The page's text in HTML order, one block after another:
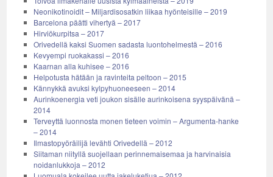
Neonikotinoidit – Miljardisosatkin liikaa hyönteisille – 2019
Barcelona päätti vihertyä – 2017
Hirviökurpitsa – 2017
Orivedellä kaksi Suomen sadasta luontohelmestä – 2016
Kevyempi ruokakassi – 2016
Kaarnan alla kuhisee – 2016
Helpotusta hätään ja ravinteita peltoon – 2015
Kännykkä avuksi kylpyhuoneeseen – 2014
Aurinkoenergia veti joukon sisälle aurinkoisena syyspäivänä –
2014
Terveyttä luonnosta monen tieteen voimin – Argumenta-hanke
– 2014
Ilmastopyöräilijä levähti Orivedellä – 2012
Siitaman niityllä suojellaan perinnemaisemaa ja harvinaisia
noidanlukkoja – 2012